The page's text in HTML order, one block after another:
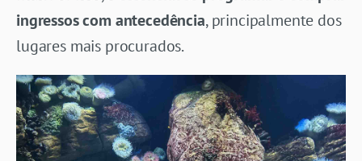
ingressos com antecedência, principalmente dos
lugares mais procurados.